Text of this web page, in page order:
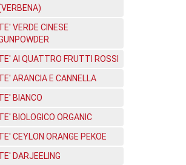
VERDE CINESE
AI QUATTRO FRUTTI ROSSI
ARANCIA E CANNELLA
BIANCO
BIOLOGICO ORGANIC
CEYLON ORANGE PEKOE
DARJEELING